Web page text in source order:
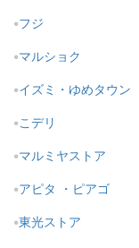
フジ
マルショク
イズミ・ゆめタウン
こデリ
マルミヤストア
アピタ ・ピアゴ
東光ストア